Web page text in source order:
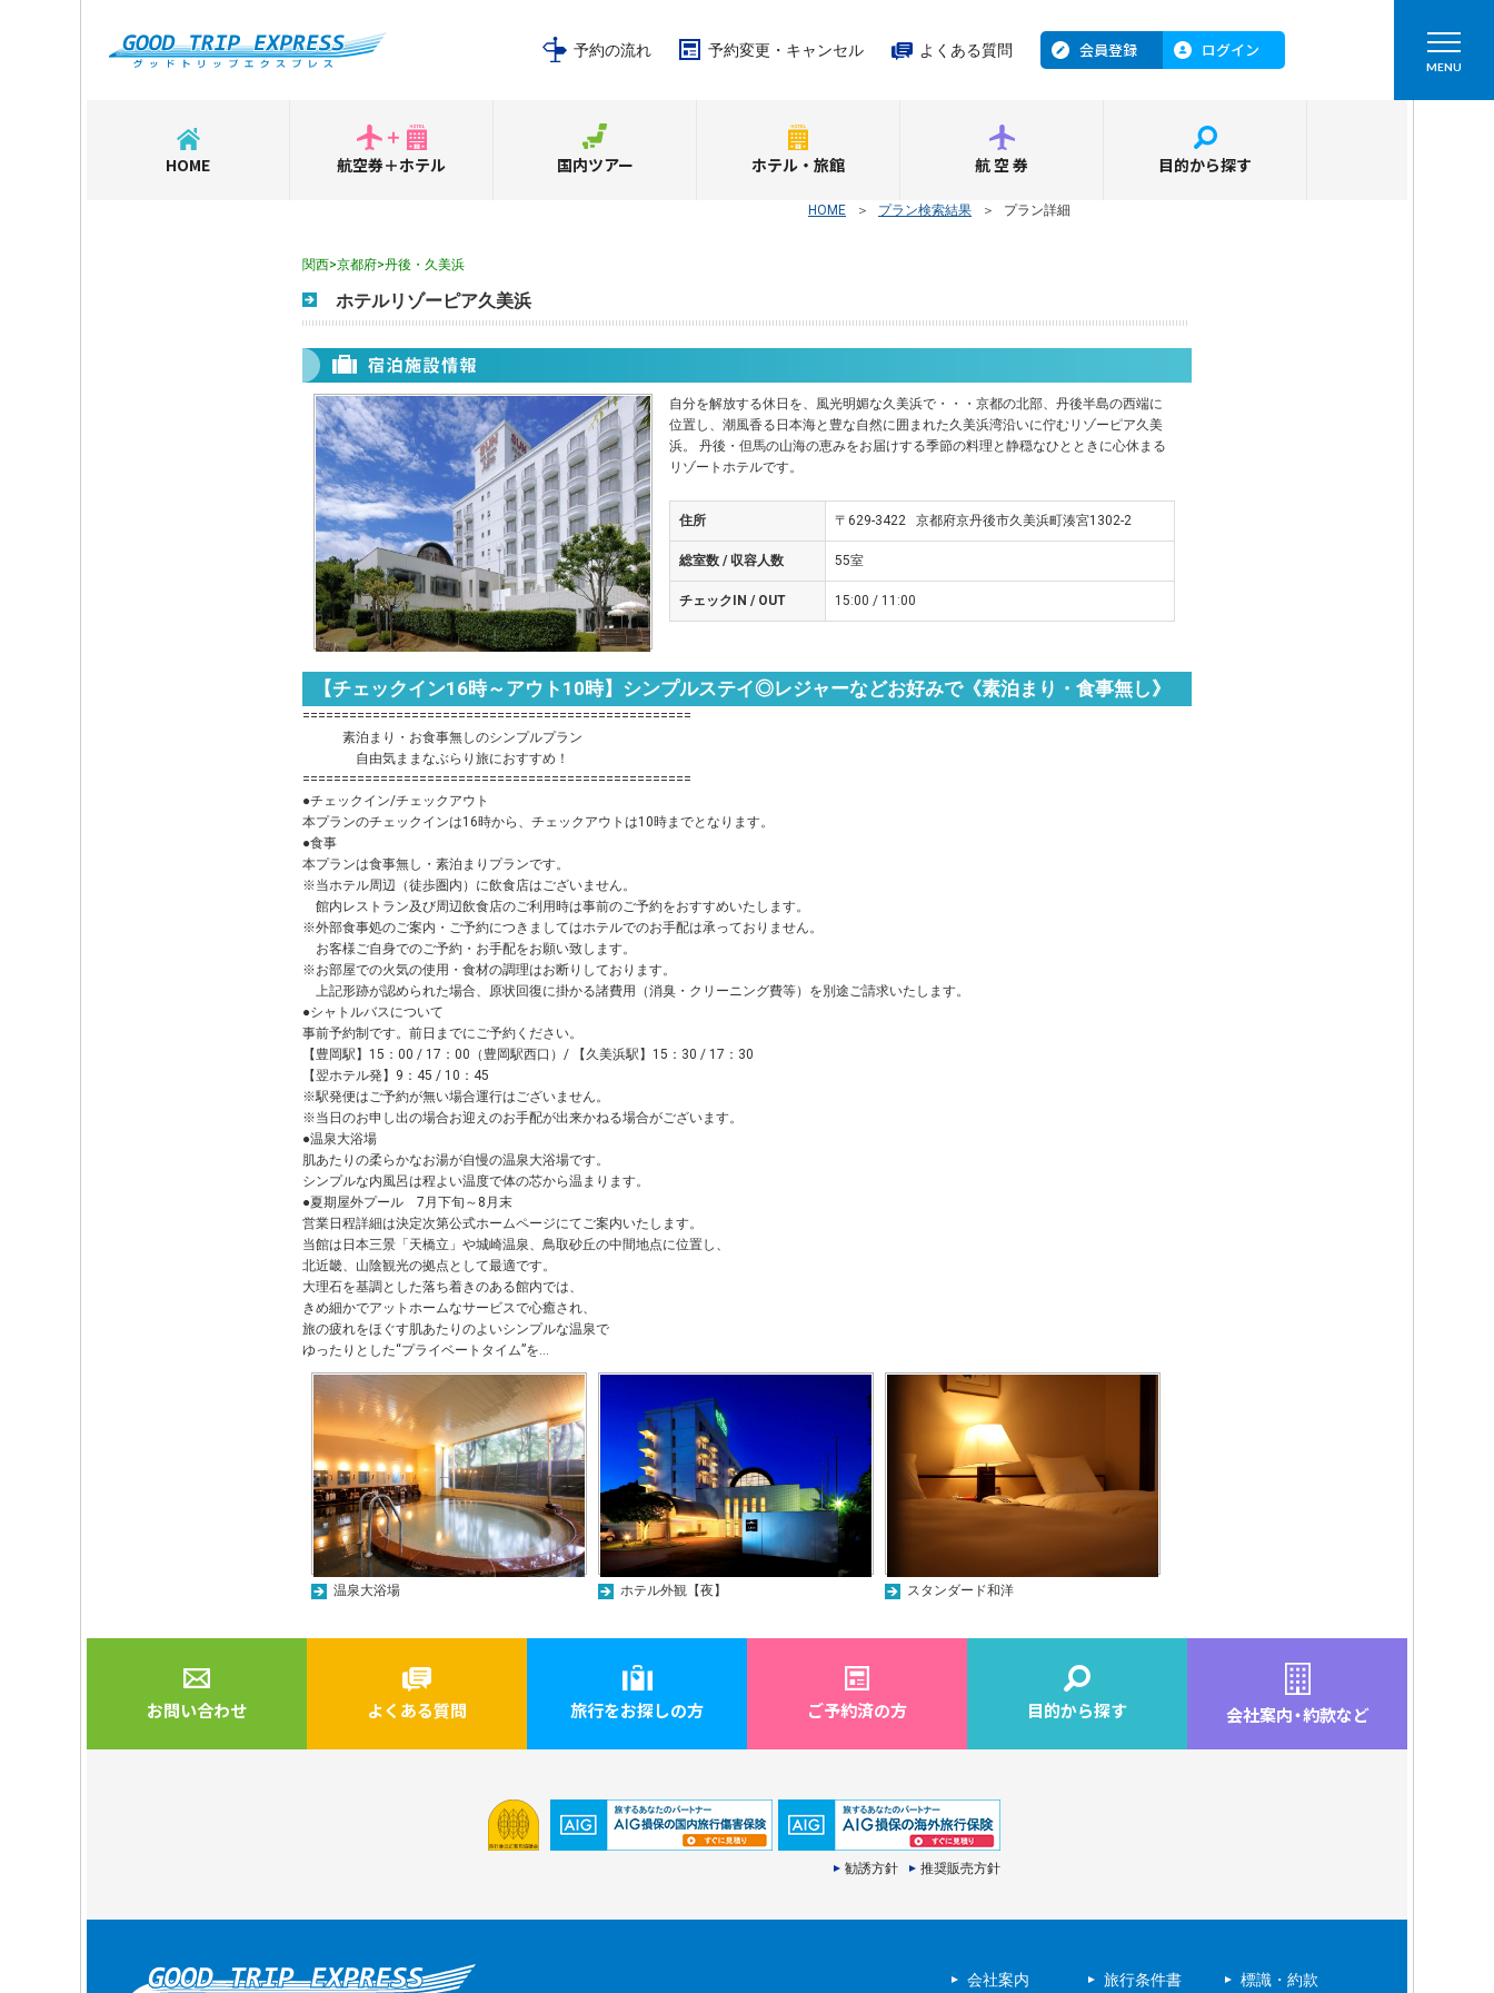
予約の流れ 予約変更・キャンセル よくある質問 会員登録 ログイン
MENU
HOME 航空券＋ホテル 国内ツアー ホテル・旅館 航空券 目的から探す
HOME ＞ プラン検索結果 ＞ プラン詳細
関西>京都府>丹後・久美浜
ホテルリゾーピア久美浜
自分を解放する休日を、風光明媚な久美浜で・・・京都の北部、丹後半島の西端に
位置し、潮風香る日本海と豊な自然に囲まれた久美浜湾沿いに佇むリゾーピア久美
浜。 丹後・但馬の山海の恵みをお届けする季節の料理と静穏なひとときに心休まる
リゾートホテルです。
住所 〒629-3422 京都府京丹後市久美浜町湊宮1302-2
総室数 / 収容人数 55室
チェックIN / OUT 15:00 / 11:00
【チェックイン16時～アウト10時】シンプルステイ◎レジャーなどお好みで《素泊まり・食事無し》
==================================================
素泊まり・お食事無しのシンプルプラン
自由気ままなぶらり旅におすすめ！
==================================================
●チェックイン/チェックアウト
本プランのチェックインは16時から、チェックアウトは10時までとなります。
●食事
本プランは食事無し・素泊まりプランです。
※当ホテル周辺（徒歩圏内）に飲食店はございません。
館内レストラン及び周辺飲食店のご利用時は事前のご予約をおすすめいたします。
※外部食事処のご案内・ご予約につきましてはホテルでのお手配は承っておりません。
お客様ご自身でのご予約・お手配をお願い致します。
※お部屋での火気の使用・食材の調理はお断りしております。
上記形跡が認められた場合、原状回復に掛かる諸費用（消臭・クリーニング費等）を別途ご請求いたします。
●シャトルバスについて
事前予約制です。前日までにご予約ください。
【豊岡駅】15：00 / 17：00（豊岡駅西口）/ 【久美浜駅】15：30 / 17：30
【翌ホテル発】9：45 / 10：45
※駅発便はご予約が無い場合運行はございません。
※当日のお申し出の場合お迎えのお手配が出来かねる場合がございます。
●温泉大浴場
肌あたりの柔らかなお湯が自慢の温泉大浴場です。
シンプルな内風呂は程よい温度で体の芯から温まります。
●夏期屋外プール 7月下旬～8月末
営業日程詳細は決定次第公式ホームページにてご案内いたします。
当館は日本三景「天橋立」や城崎温泉、鳥取砂丘の中間地点に位置し、
北近畿、山陰観光の拠点として最適です。
大理石を基調とした落ち着きのある館内では、
きめ細かでアットホームなサービスで心癒され、
旅の疲れをほぐす肌あたりのよいシンプルな温泉で
ゆったりとした“プライベートタイム”を…
温泉大浴場 ホテル外観【夜】 スタンダード和洋
お問い合わせ よくある質問 旅行をお探しの方 ご予約済の方 目的から探す 会社案内・約款など
勧誘方針 推奨販売方針
会社案内 旅行条件書 標識・約款